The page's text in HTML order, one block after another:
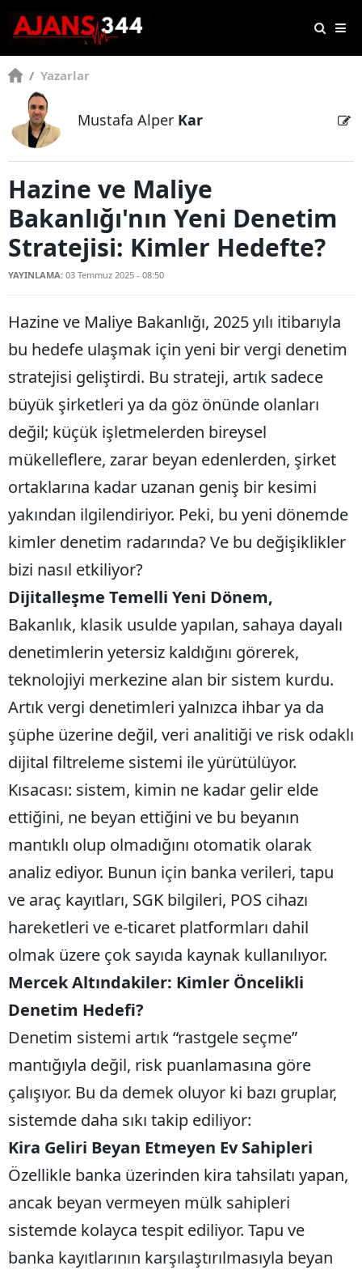
/ Yazarlar
Mustafa Alper Kar
Hazine ve Maliye
Bakanlığı'nın Yeni Denetim
Stratejisi: Kimler Hedefte?
YAYINLAMA: 03 Temmuz 2025 - 08:50
Hazine ve Maliye Bakanlığı, 2025 yılı itibarıyla
bu hedefe ulaşmak için yeni bir vergi denetim
stratejisi geliştirdi. Bu strateji, artık sadece
büyük şirketleri ya da göz önünde olanları
değil; küçük işletmelerden bireysel
mükelleflere, zarar beyan edenlerden, şirket
ortaklarına kadar uzanan geniş bir kesimi
yakından ilgilendiriyor. Peki, bu yeni dönemde
kimler denetim radarında? Ve bu değişiklikler
bizi nasıl etkiliyor?
Dijitalleşme Temelli Yeni Dönem,
Bakanlık, klasik usulde yapılan, sahaya dayalı
denetimlerin yetersiz kaldığını görerek,
teknolojiyi merkezine alan bir sistem kurdu.
Artık vergi denetimleri yalnızca ihbar ya da
şüphe üzerine değil, veri analitiği ve risk odaklı
dijital filtreleme sistemi ile yürütülüyor.
Kısacası: sistem, kimin ne kadar gelir elde
ettiğini, ne beyan ettiğini ve bu beyanın
mantıklı olup olmadığını otomatik olarak
analiz ediyor. Bunun için banka verileri, tapu
ve araç kayıtları, SGK bilgileri, POS cihazı
hareketleri ve e-ticaret platformları dahil
olmak üzere çok sayıda kaynak kullanılıyor.
Mercek Altındakiler: Kimler Öncelikli
Denetim Hedefi?
Denetim sistemi artık “rastgele seçme”
mantığıyla değil, risk puanlamasına göre
çalışıyor. Bu da demek oluyor ki bazı gruplar,
sistemde daha sıkı takip ediliyor:
Kira Geliri Beyan Etmeyen Ev Sahipleri
Özellikle banka üzerinden kira tahsilatı yapan,
ancak beyan vermeyen mülk sahipleri
sistemde kolayca tespit ediliyor. Tapu ve
banka kayıtlarının karşılaştırılmasıyla beyan